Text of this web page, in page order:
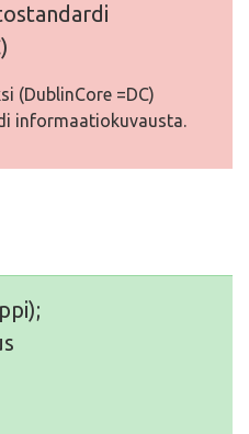
(DublinCore =DC)
informaatiokuvausta.